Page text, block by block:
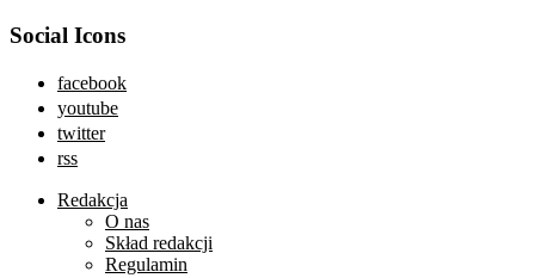
Social Icons
facebook
youtube
twitter
rss
Redakcja
O nas
Skład redakcji
Regulamin